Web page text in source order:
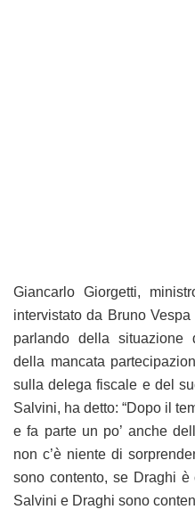
Giancarlo Giorgetti,
intervistato da Bruno
parlando della situazione
della mancata
sulla delega fiscale e del
Salvini, ha detto: “Dopo il
e fa parte un po’ anche
non c’è niente di
sono contento, se Draghi
Salvini e Draghi sono